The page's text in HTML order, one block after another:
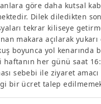
göre daha kutsal
Dilek diledikten
tekrar kiliseye
makara açılarak yukarı
boyunca yol
her günü saat
sebebi ile ziyaret
bir ücret talep